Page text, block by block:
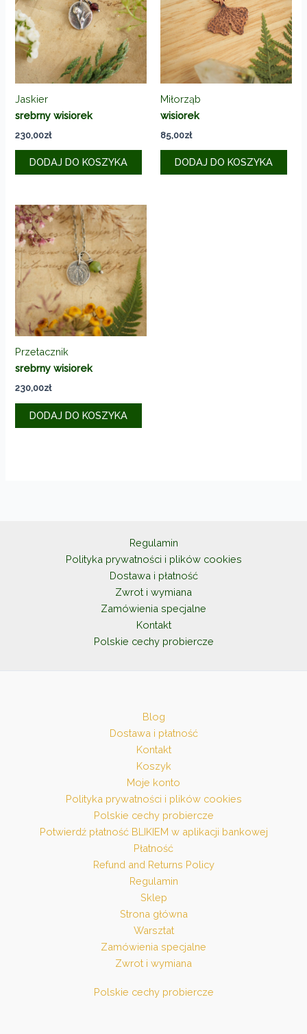
Jaskier
srebrny wisiorek
230,00zł
DODAJ DO KOSZYKA
Miłorząb
wisiorek
85,00zł
DODAJ DO KOSZYKA
Przetacznik
srebrny wisiorek
230,00zł
DODAJ DO KOSZYKA
Regulamin
Polityka prywatności i plików cookies
Dostawa i płatność
Zwrot i wymiana
Zamówienia specjalne
Kontakt
Polskie cechy probiercze
Blog
Dostawa i płatność
Kontakt
Koszyk
Moje konto
Polityka prywatności i plików cookies
Polskie cechy probiercze
Potwierdź płatność BLIKIEM w aplikacji bankowej
Płatność
Refund and Returns Policy
Regulamin
Sklep
Strona główna
Warsztat
Zamówienia specjalne
Zwrot i wymiana
Polskie cechy probiercze